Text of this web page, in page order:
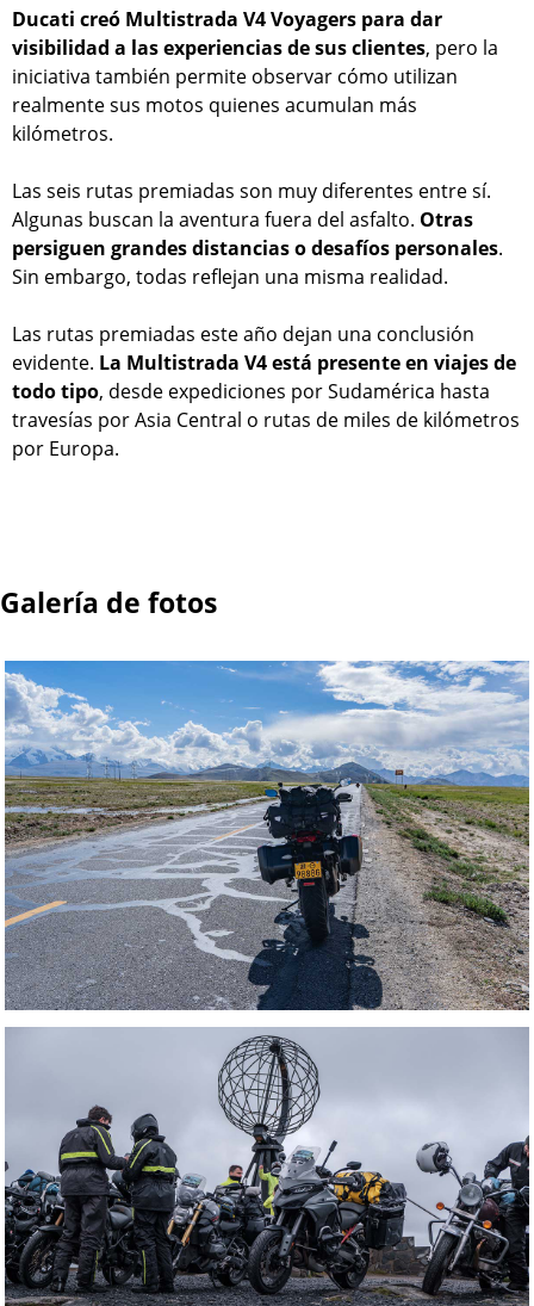
Ducati creó Multistrada V4 Voyagers para dar
visibilidad a las experiencias de sus clientes, pero la
iniciativa también permite observar cómo utilizan
realmente sus motos quienes acumulan más
kilómetros.
Las seis rutas premiadas son muy diferentes entre sí.
Algunas buscan la aventura fuera del asfalto. Otras
persiguen grandes distancias o desafíos personales.
Sin embargo, todas reflejan una misma realidad.
Las rutas premiadas este año dejan una conclusión
evidente. La Multistrada V4 está presente en viajes de
todo tipo, desde expediciones por Sudamérica hasta
travesías por Asia Central o rutas de miles de kilómetros
por Europa.
Galería de fotos